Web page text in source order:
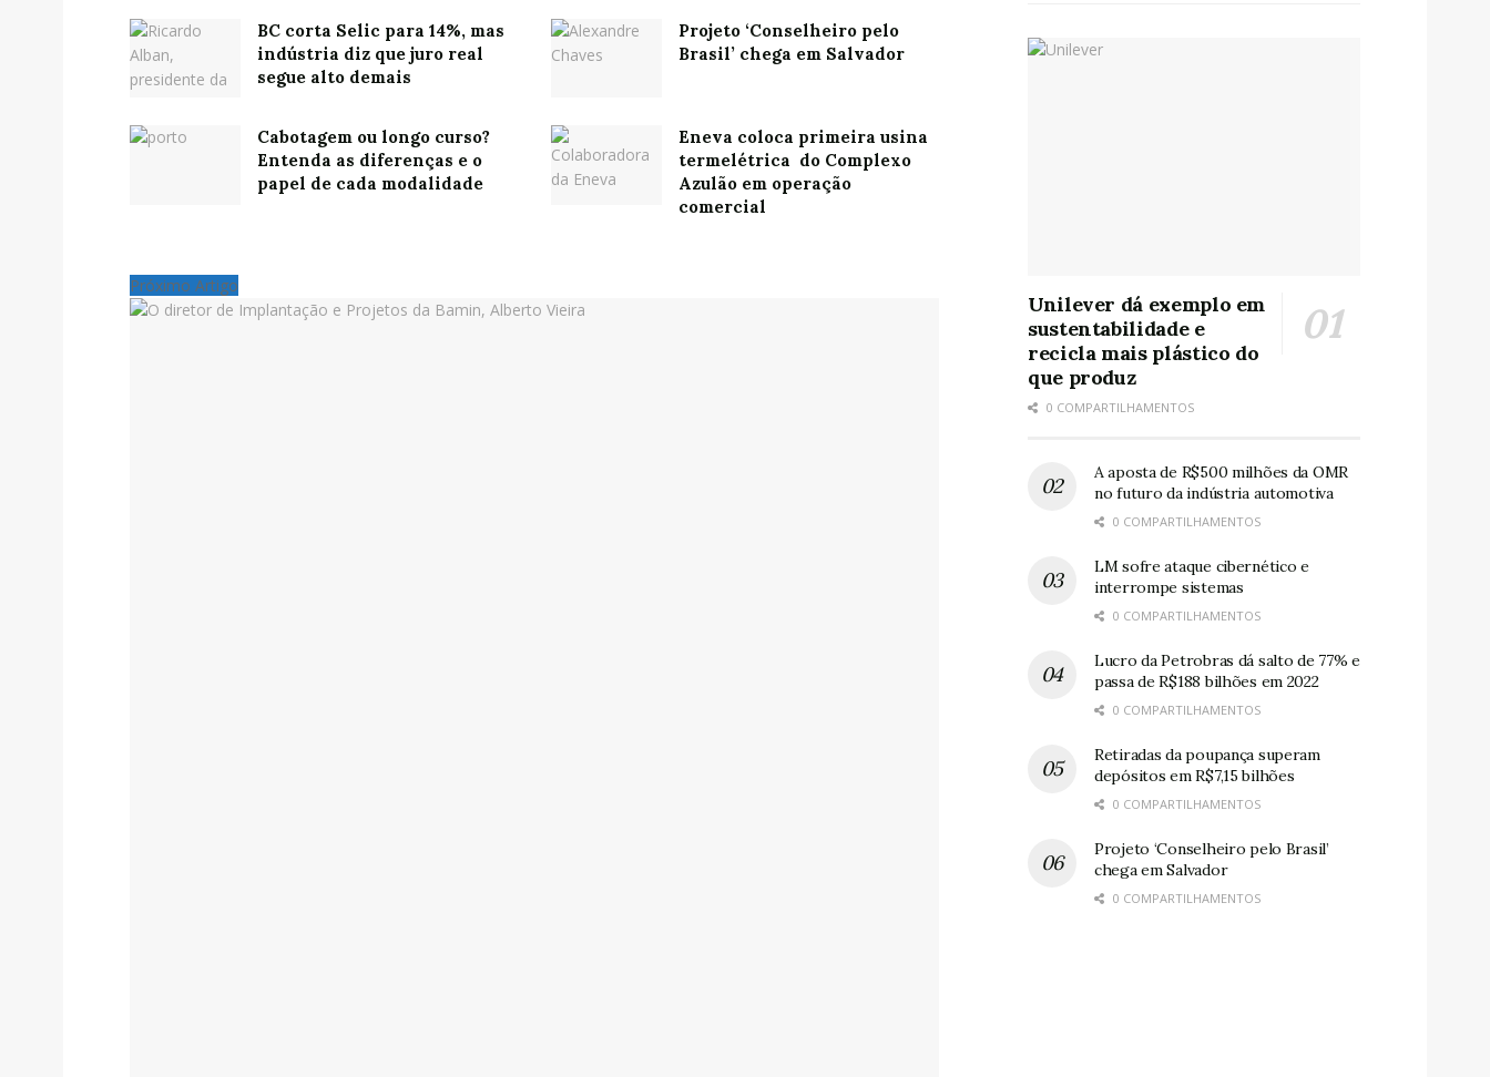
BC corta Selic para 14%, mas
indústria diz que juro real
segue alto demais
Projeto ‘Conselheiro pelo
Brasil’ chega em Salvador
Cabotagem ou longo curso?
Entenda as diferenças e o
papel de cada modalidade
Eneva coloca primeira usina
termelétrica do Complexo
Azulão em operação
comercial
Próximo Artigo
Unilever dá exemplo em
sustentabilidade e
recicla mais plástico do
que produz
0 COMPARTILHAMENTOS
A aposta de R$500 milhões da OMR
no futuro da indústria automotiva
0 COMPARTILHAMENTOS
LM sofre ataque cibernético e
interrompe sistemas
0 COMPARTILHAMENTOS
Lucro da Petrobras dá salto de 77% e
passa de R$188 bilhões em 2022
0 COMPARTILHAMENTOS
Retiradas da poupança superam
depósitos em R$7,15 bilhões
0 COMPARTILHAMENTOS
Projeto ‘Conselheiro pelo Brasil’
chega em Salvador
0 COMPARTILHAMENTOS